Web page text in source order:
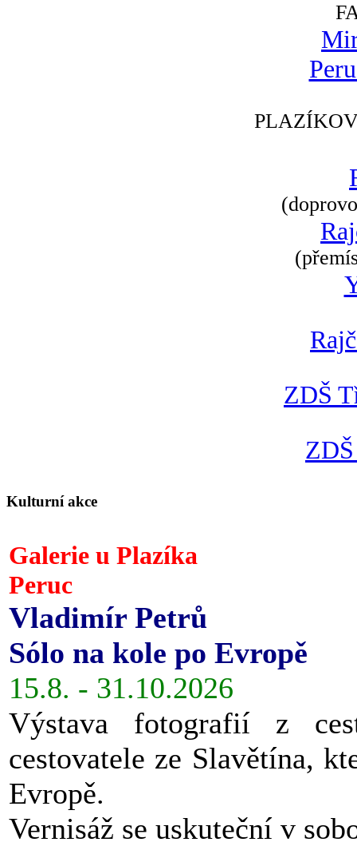
ZDŠ
Kulturní akce
Galerie u Plazíka
Peruc
Vladimír Petrů
Sólo na kole po Evropě
15.8. - 31.10.2026
Výstava fotografií z
cestovatele ze Slavětína,
Evropě.
Vernisáž se uskuteční v